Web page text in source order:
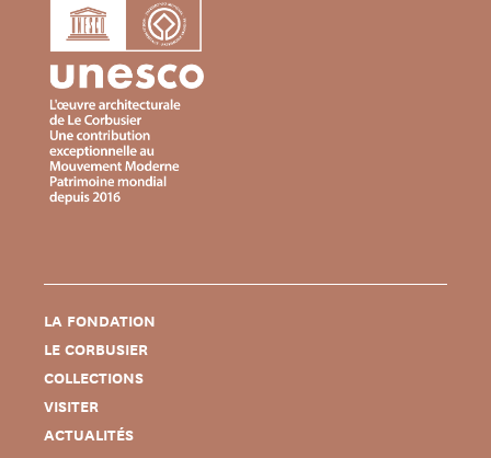
LA FONDATION
LE CORBUSIER
COLLECTIONS
VISITER
ACTUALITÉS